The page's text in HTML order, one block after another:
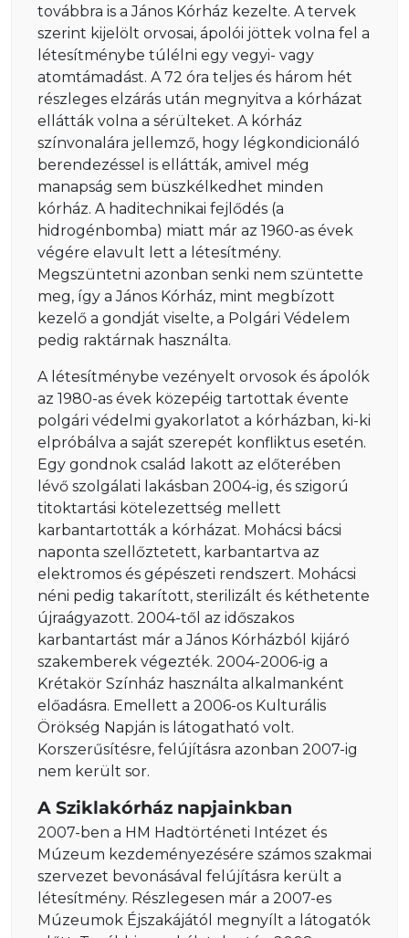
továbbra is a János Kórház kezelte. A tervek
szerint kijelölt orvosai, ápolói jöttek volna fel a
létesítménybe túlélni egy vegyi- vagy
atomtámadást. A 72 óra teljes és három hét
részleges elzárás után megnyitva a kórházat
ellátták volna a sérülteket. A kórház
színvonalára jellemző, hogy légkondicionáló
berendezéssel is ellátták, amivel még
manapság sem büszkélkedhet minden
kórház. A haditechnikai fejlődés (a
hidrogénbomba) miatt már az 1960-as évek
végére elavult lett a létesítmény.
Megszüntetni azonban senki nem szüntette
meg, így a János Kórház, mint megbízott
kezelő a gondját viselte, a Polgári Védelem
pedig raktárnak használta.
A létesítménybe vezényelt orvosok és ápolók
az 1980-as évek közepéig tartottak évente
polgári védelmi gyakorlatot a kórházban, ki-ki
elpróbálva a saját szerepét konfliktus esetén.
Egy gondnok család lakott az előterében
lévő szolgálati lakásban 2004-ig, és szigorú
titoktartási kötelezettség mellett
karbantartották a kórházat. Mohácsi bácsi
naponta szellőztetett, karbantartva az
elektromos és gépészeti rendszert. Mohácsi
néni pedig takarított, sterilizált és kéthetente
újraágyazott. 2004-től az időszakos
karbantartást már a János Kórházból kijáró
szakemberek végezték. 2004-2006-ig a
Krétakör Színház használta alkalmanként
előadásra. Emellett a 2006-os Kulturális
Örökség Napján is látogatható volt.
Korszerűsítésre, felújításra azonban 2007-ig
nem került sor.
A Sziklakórház napjainkban
2007-ben a HM Hadtörténeti Intézet és
Múzeum kezdeményezésére számos szakmai
szervezet bevonásával felújításra került a
létesítmény. Részlegesen már a 2007-es
Múzeumok Éjszakájától megnyílt a látogatók